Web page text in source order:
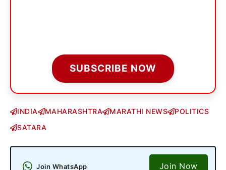
SUBSCRIBE NOW
INDIA MAHARASHTRA MARATHI NEWS
POLITICS
SATARA
Join WhatsApp Join Now